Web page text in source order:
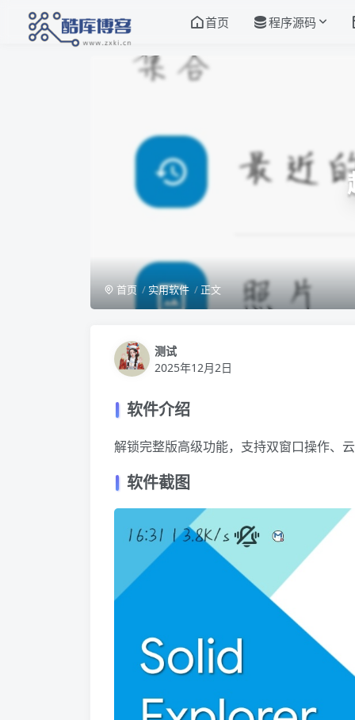
首页 程序源码
首页 实用软件 正文
测试
2025年12月2日
软件介绍
解锁完整版高级功能，支持双窗口操作、
软件截图